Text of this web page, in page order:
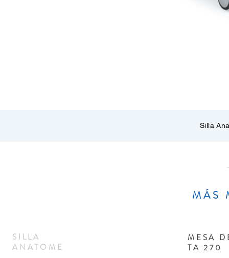
Silla
MÁS
SILLA
ANATOME
MESA
TA 270